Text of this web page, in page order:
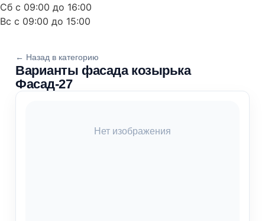
Сб с 09:00 до 16:00
Вс с 09:00 до 15:00
← Назад в категорию
Варианты фасада козырька
Фасад-27
Нет изображения